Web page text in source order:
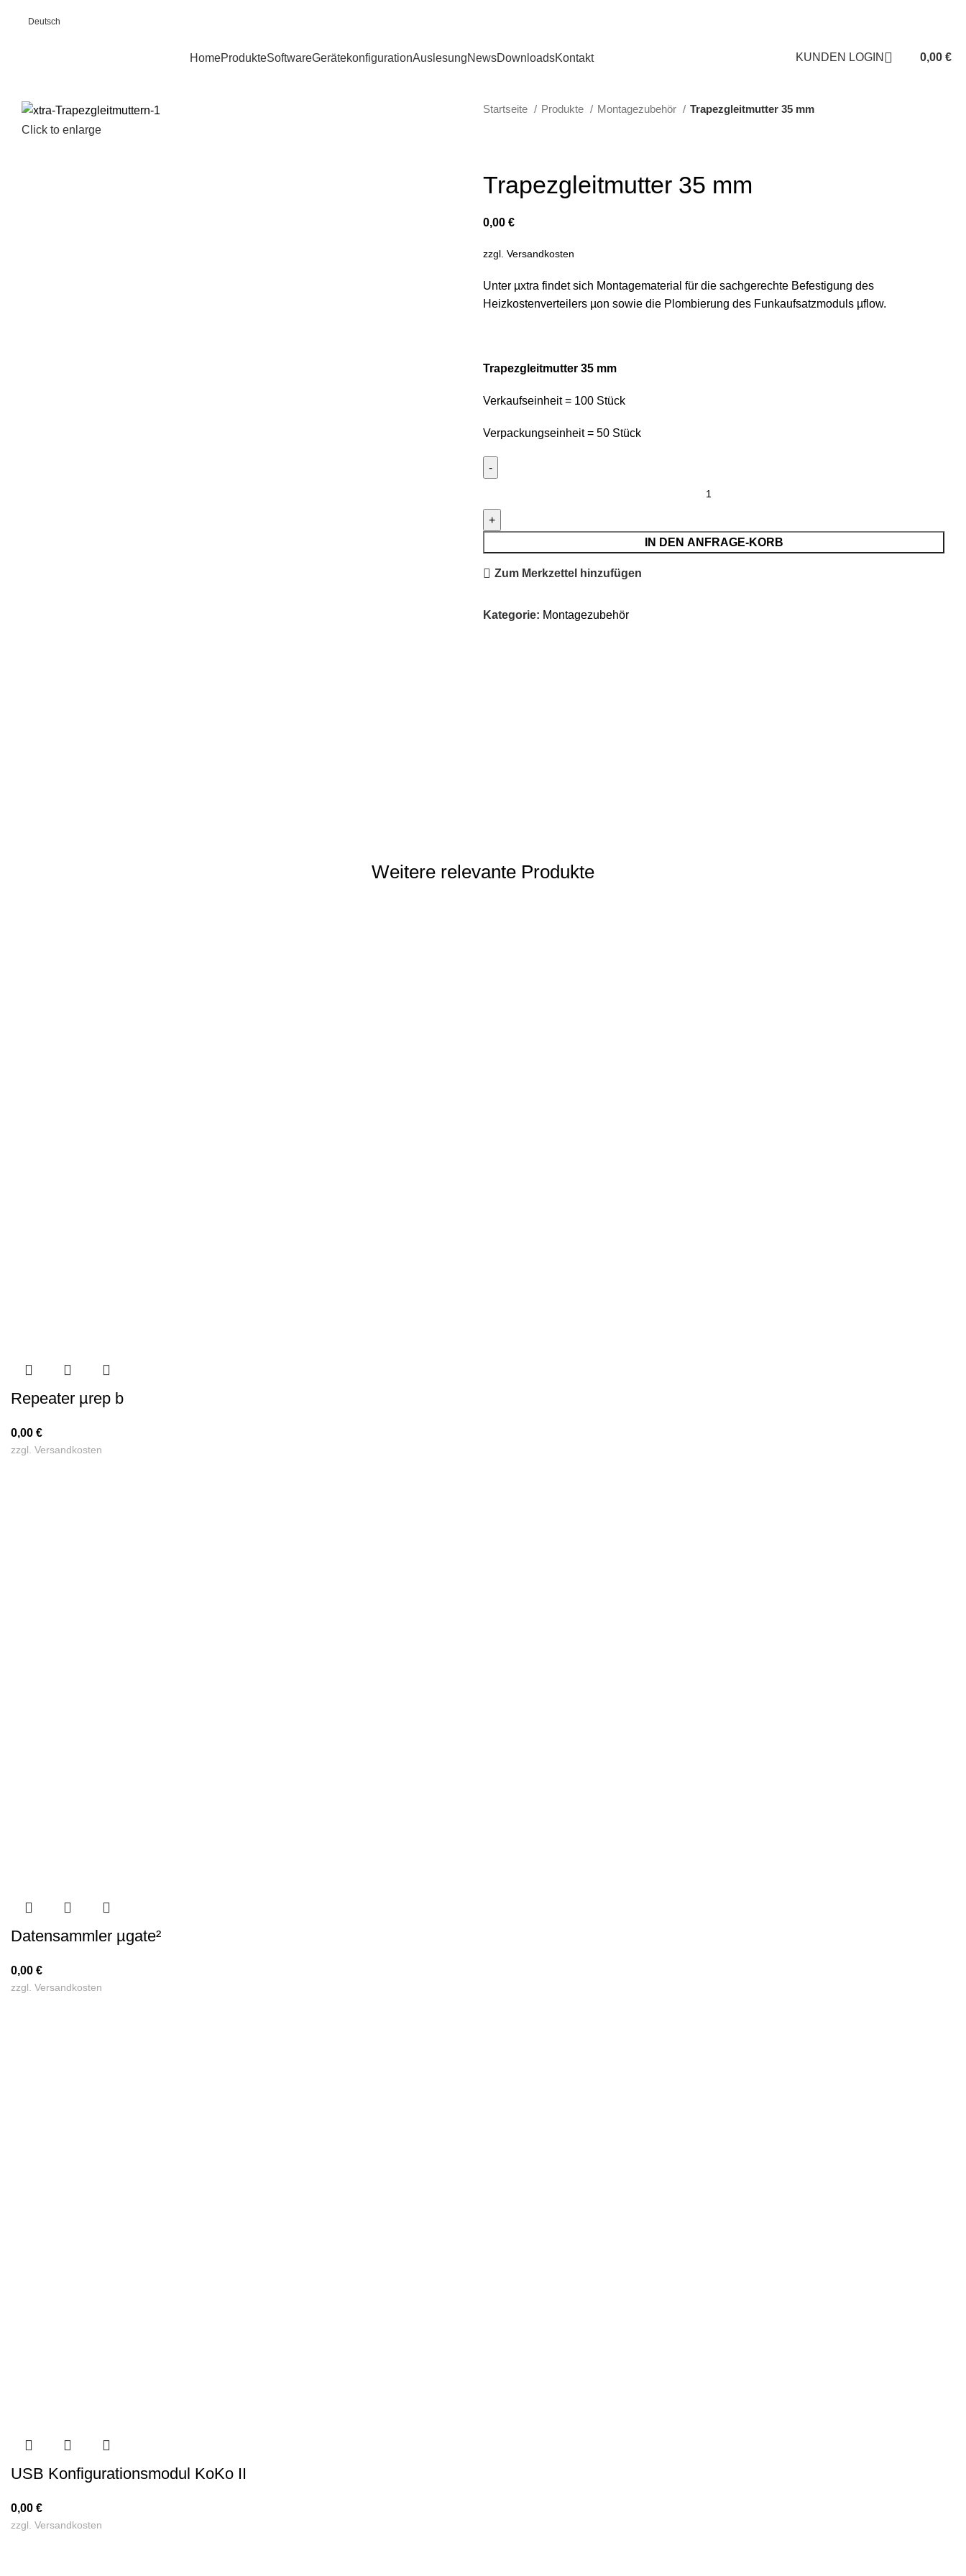
Deutsch
HomeProdukteSoftwareGerätekonfigurationAuslesungNewsDownloadsKontakt KUNDEN LOGIN 0,00 €
Click to enlarge
Startseite Produkte Montagezubehör Trapezgleitmutter 35 mm
Trapezgleitmutter 35 mm
0,00 €
zzgl. Versandkosten
Unter µxtra findet sich Montagematerial für die sachgerechte Befestigung des
Heizkostenverteilers µon sowie die Plombierung des Funkaufsatzmoduls µflow.
Trapezgleitmutter 35 mm
Verkaufseinheit = 100 Stück
Verpackungseinheit = 50 Stück
mm
IN DEN ANFRAGE-KORB
Zum Merkzettel hinzufügen
Kategorie: Montagezubehör
Weitere relevante Produkte
Repeater µrep b
0,00€
zzgl.Versandkosten
Datensammler µgate²
0,00€
zzgl.Versandkosten
USB Konfigurationsmodul KoKo II
0,00€
zzgl.Versandkosten